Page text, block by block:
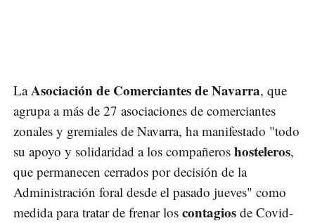
LaAsociación de Comerciantes de Navarra, que
agrupa a más de 27 asociaciones de comerciantes
zonales y gremiales de Navarra, ha manifestado "todo
su apoyo y solidaridad a los compañeros hosteleros,
que permanecen cerrados por decisión de la
Administración foral desde el pasado jueves" como
medida para tratar de frenar los contagios de Covid-